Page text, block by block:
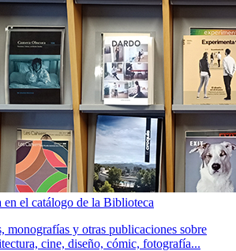
en el catálogo de la Biblioteca
monografías y otras publicaciones sobre
cine, diseño, cómic, fotografía...